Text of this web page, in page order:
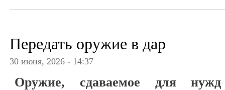
Передать оружие в дар
30 июня, 2026 - 14:37
Оружие, сдаваемое для